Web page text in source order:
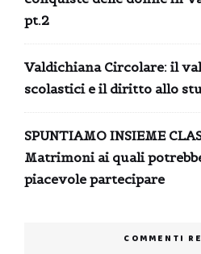
pt.2
Valdichiana Circolare: il
scolastici e il diritto allo
SPUNTIAMO INSIEME
Matrimoni ai quali
piacevole partecipare
COMMENTI